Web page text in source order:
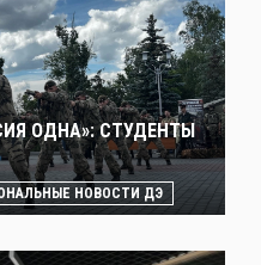
ОДНА»: СТУДЕНТЫ
НОВОСТИ ДЭ